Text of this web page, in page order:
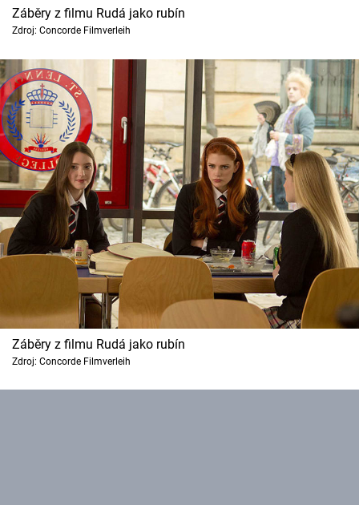
Záběry z filmu Rudá jako rubín
Zdroj: Concorde Filmverleih
Záběry z filmu Rudá jako rubín
Zdroj: Concorde Filmverleih